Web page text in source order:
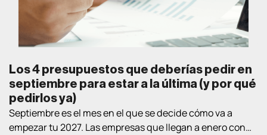
Los 4 presupuestos que deberías pedir en
septiembre para estar a la última (y por qué
pedirlos ya)
Septiembre es el mes en el que se decide cómo va a
empezar tu 2027. Las empresas que llegan a enero con